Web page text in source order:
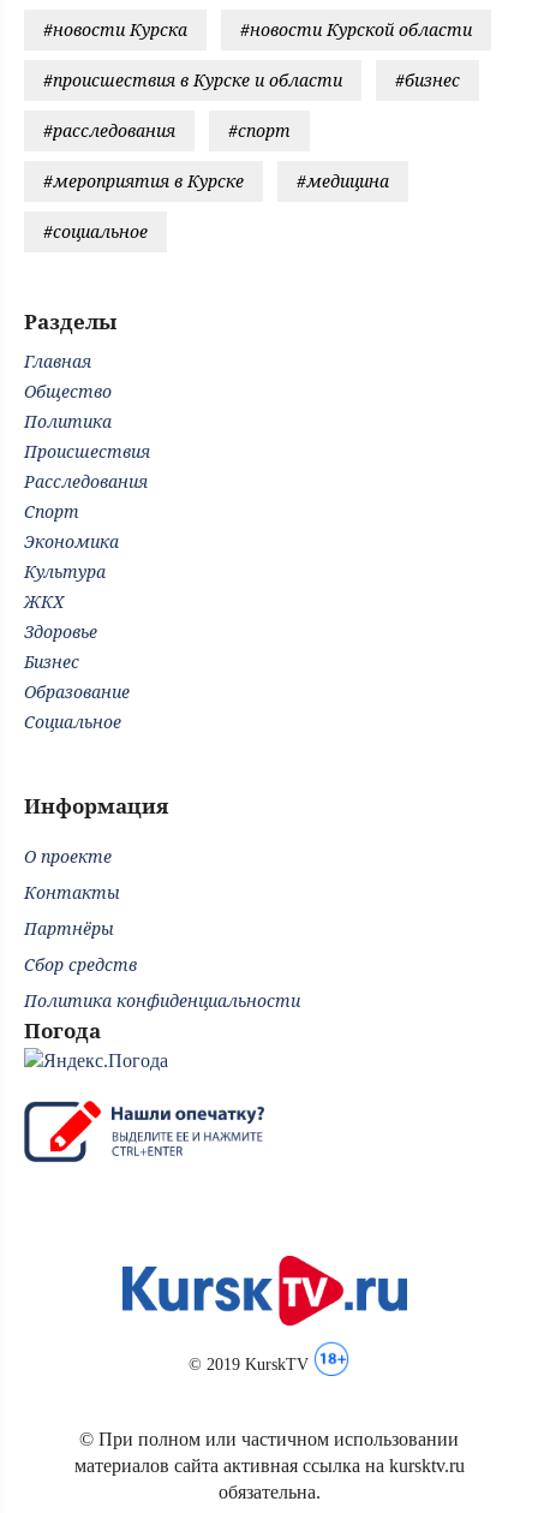
#новости Курска #новости Курской области
#происшествия в Курске и области #бизнес
#расследования #спорт
#мероприятия в Курске #медицина
#социальное
Разделы
Главная
Общество
Политика
Происшествия
Расследования
Спорт
Экономика
Культура
ЖКХ
Здоровье
Бизнес
Образование
Социальное
Информация
О проекте
Контакты
Партнёры
Сбор средств
Политика конфиденциальности
Погода
© 2019 KurskTV
© При полном или частичном использовании
материалов сайта активная ссылка на kursktv.ru
обязательна.